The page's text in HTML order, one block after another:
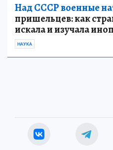
Над СССР военные
пришельцев: как
искала и изучала
НАУКА